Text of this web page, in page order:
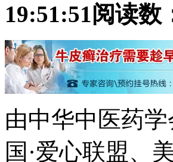
19:51:51阅读数
由中华中医药
国·爱心联盟、